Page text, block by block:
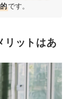
です。
リットはあ